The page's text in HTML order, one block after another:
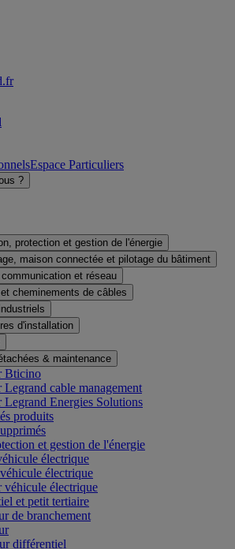
Espace Particuliers
?
protection et gestion de l'énergie
maison connectée et pilotage du bâtiment
et réseau
cheminements de câbles
d'installation
& maintenance
Bticino
cable management
Energies Solutions
produits
et gestion de l'énergie
électrique
électrique
véhicule électrique
et petit tertiaire
de branchement
différentiel